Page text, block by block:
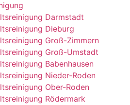
Darmstadt
Dieburg
Groß-Zimmern
Groß-Umstadt
Babenhausen
Nieder-Roden
Ober-Roden
Rödermark